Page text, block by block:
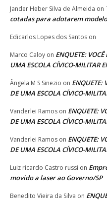
Jander Heber Silva de Almeida on
cotadas para adotarem
Edicarlos Lopes dos Santos on
Marco Caloy on ENQUETE:
UMA ESCOLA CÍVICO-MILITAR
Ângela M S Sinezio on ENQUETE:
DE UMA ESCOLA CÍVICO-
Vanderlei Ramos on ENQUETE:
DE UMA ESCOLA CÍVICO-
Vanderlei Ramos on ENQUETE:
DE UMA ESCOLA CÍVICO-
Luiz ricardo Castro russi on
movido a laser ao Governo/SP
Benedito Vieira da Silva on